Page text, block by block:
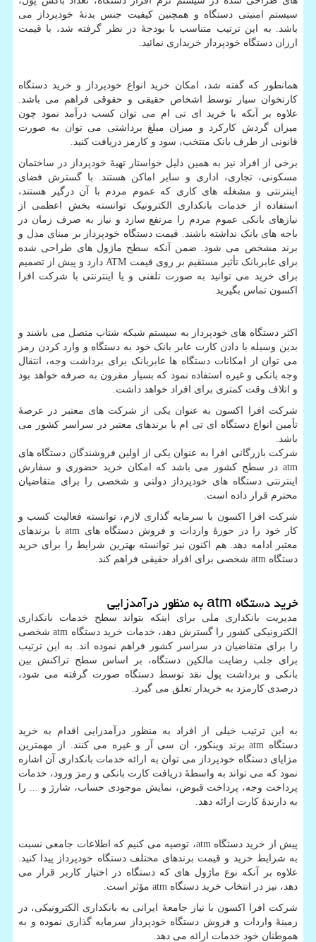
سیستم امنیتی دستگاه و همچنین کیفیت جنس بدنۀ خودپرداز می
باشد. به این ترتیب متناسب با بودجۀ در نظر گرفته شد، با قیمت
ارزان دستگاه خودپرداز خریداری نمائید.
همانطور که گفته شد، امکان خرید انواع خودپرداز و خرید دستگاه
کارتخوان سیار توسط اشخاص حقیقی و حقوقی فراهم می باشد.
علاوه بر آنکه با خرید ای تی ام می توان کسب درآمد نمود چون
میزان گردش کارکرد و میزان مبلغ برداشتی می توان به صورت
قانونی از طرف بانک منتخب، سود و کارمز دریافت کنید.
برخی از افراد نیز به همین دلیل خواستار تهیۀ خودپرداز در ساختمان
مسکونی، تجاری، اداری و سایر اماکن هستند. با گسترش فضای
اینترنتی و مشغله های کاری که عموم مردم با آن درگیر هستند،
استفاده از خدمات بانکداری الکترونیک توانسته بخش اعظمی از
نیازهای بانکی عموم مردم را مرتفع سازد و نیاز به صرف زمان در
باجه های بانک نداشته باشند. قیمت دستگاه خودپرداز بر مبنای مدل و
برند مشخص می شود. ضمن آنکه سطح ماژول های طراحی شده
برای عابربانک تأثیر مستقیم بر روی قیمت ATMدارد و پیش از تصمیم
برای خرید می توانید به صورت تلفنی و یا اینترنتی با شرکت افرا
اکسون تماس بگیرید.
اکثر دستگاه های خودپرداز به سیستم شبکه شتاب متصل می باشند و
بدین وسیله با دادن کارت عابر بانک خود به دستگاه و وارد کردن رمز
می توان از امکانات دستگاه ها عابربانک برای برداشت وجه، انتقال
وجه بانکی و غیره استفاده نمود که بسیار مقرون به صرفه خواهد بود
و اتلاف وقت کمتری برای افراد خواهد داشت.
شرکت افرا اکسون به عنوان یکی از شرکت های معتبر در عرصۀ
تأمین انواع دستگاه ای تی ام با برندهای معتبر در سراسر کشور می
باشد.
شرکت بازرگانی افرا به عنوان یکی از اولین فروشندگان دستگاه های
atm در سطح کشور می باشد که امکان خرید حضوری و سفارش
اینترنتی دستگاه های خودپرداز دولتی و شخصی را برای متقاضیان
محترم قرار داده است.
شرکت افرا اکسون با سرمایه گذاری لازم، توانسته فعالیت کسب و
کار خود را در حوزۀ واردات و فروش دستگاه های atm با برندهای
معتبر ادامه دهد. هم اکنون نیز توانسته بهترین شرایط را برای خرید
دستگاه atm شخصی برای افراد حقیقی فراهم کند.
خرید دستگاهatmبه منظور درآمدزایی
مدیریت بانکداری ملی برای اینکه بتواند سطح خدمات بانکداری
الکترونیکی کشور را گسترش دهد، خدمات خرید دستگاه atmشخصی
را برای متقاضیان در سراسر کشور فراهم نموده اند. به این ترتیب
برای جلب رضایت مالکین دستگاه، بر اساس سطح تراکنش بین
بانکی و برداشت پول نقد توسط دستگاه صورت گرفته می شود،
درصدی کارمزد به خریدار تعلق می گیرد.
به این ترتیب خیلی از افراد به منظور درآمدزایی اقدام به خرید
دستگاه atmبرند وینکور، ان سی آر و غیره می کنند. از مهمترین
مزایای دستگاه خودپرداز می توان به ارائه خدمات بانکداری آن اشاره
نمود که می تواند به واسطۀ دریافت کارت بانکی و رمز ورود، خدمات
پرداخت وجه، پرداخت قبوض، نمایش موجودی حساب، شارژ و ... را
به دارندۀ کارت ارائه دهد.
پیش از خرید دستگاهatm، توصیه می کنیم که اطلاعات جامعی نسبت
به شرایط خرید و قیمت برندهای مختلف دستگاه خودپرداز پیدا کنید.
علاوه بر آنکه نوع ماژول های که دستگاه در اختیار کاربر قرار می
دهد، نیز در انتخاب خرید دستگاه atm مؤثر است.
شرکت افرا اکسون با نیاز جامعۀ ایرانی به بانکداری الکترونیکی، در
زمینۀ واردات و فروش دستگاه خودپرداز سرمایه گذاری نموده و به
هموطنان خود خدمات ارائه می دهد.